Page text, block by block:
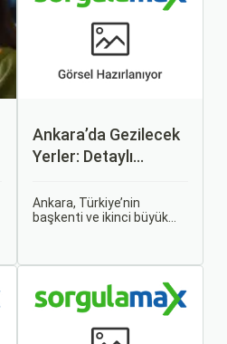
Ankara’da Gezilecek
Yerler: Detaylı
Ankara, Türkiye’nin
başkenti ve ikinci büyük
Anadolu’nun kalbinde yer
alan bu şehir, hem tarihî
zenginlikleri hem de doğal
güzellikleri ile